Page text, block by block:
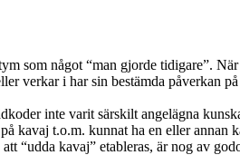
som något “man gjorde tidigare”.
verkar i har sin bestämda påverkan
inte varit särskilt angelägna
kavaj t.o.m. kunnat ha en eller annan
“udda kavaj” etableras, är nog av